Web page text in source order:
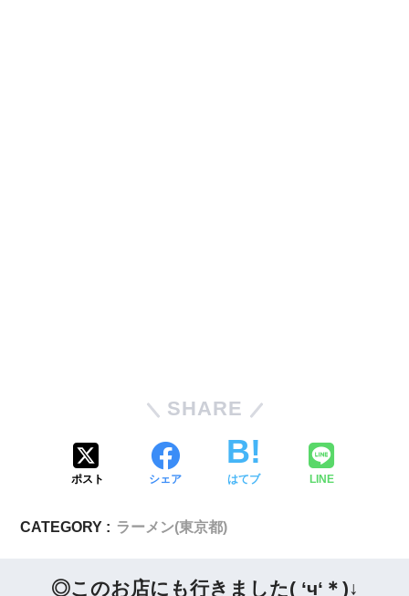
SHARE
ポスト シェア はてブ LINE
CATEGORY : ラーメン(東京都)
◎このお店にも行きました( ‘ч‘＊)↓